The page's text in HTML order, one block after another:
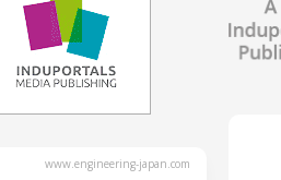
www.engineering-japan.com